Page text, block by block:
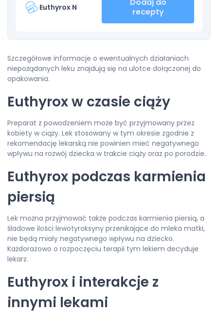
Euthyrox N
Dodaj do
recepty
Szczegółowe informacje o ewentualnych działaniach
niepożądanych leku znajdują się na ulotce dołączonej do
opakowania.
Euthyrox w czasie ciąży
Preparat z powodzeniem może być przyjmowany przez
kobiety w ciąży. Lek stosowany w tym okresie zgodnie z
rekomendację lekarską nie powinien mieć negatywnego
wpływu na rozwój dziecka w trakcie ciąży oraz po porodzie.
Euthyrox podczas karmienia
piersią
Lek można przyjmować także podczas karmienia piersią, a
śladowe ilości lewotyroksyny przenikające do mleka matki,
nie będą miały negatywnego wpływu na dziecko.
Każdorazowo o rozpoczęciu terapii tym lekiem decyduje
lekarz.
Euthyrox i interakcje z
innymi lekami